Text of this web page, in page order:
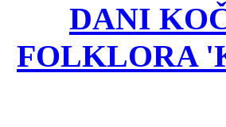
DANI
FOLKLORA